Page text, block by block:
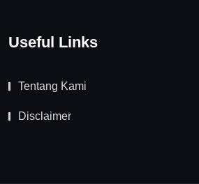
Useful Links
Tentang Kami
Disclaimer